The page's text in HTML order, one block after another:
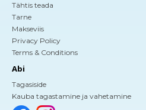
Tähtis teada
Tarne
Makseviis
Privacy Policy
Terms & Conditions
Abi
Tagasiside
Kauba tagastamine ja vahetamine